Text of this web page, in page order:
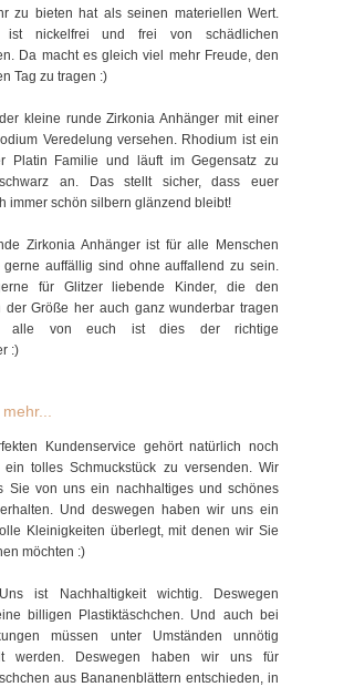
zu bieten hat als seinen materiellen Wert.
ist nickelfrei und frei von schädlichen
Da macht es gleich viel mehr Freude, den
Tag zu tragen :)
kleine runde Zirkonia Anhänger mit einer
Veredelung versehen. Rhodium ist ein
Platin Familie und läuft im Gegensatz zu
an. Das stellt sicher, dass euer
immer schön silbern glänzend bleibt!
Zirkonia Anhänger ist für alle Menschen
auffällig sind ohne auffallend zu sein.
für Glitzer liebende Kinder, die den
der Größe her auch ganz wunderbar tragen
alle von euch ist dies der richtige
:)
Kundenservice gehört natürlich noch
tolles Schmuckstück zu versenden. Wir
Sie von uns ein nachhaltiges und schönes
Und deswegen haben wir uns ein
Kleinigkeiten überlegt, mit denen wir Sie
möchten :)
ist Nachhaltigkeit wichtig. Deswegen
billigen Plastiktäschchen. Und auch bei
müssen unter Umständen unnötig
werden. Deswegen haben wir uns für
aus Bananenblättern entschieden, in